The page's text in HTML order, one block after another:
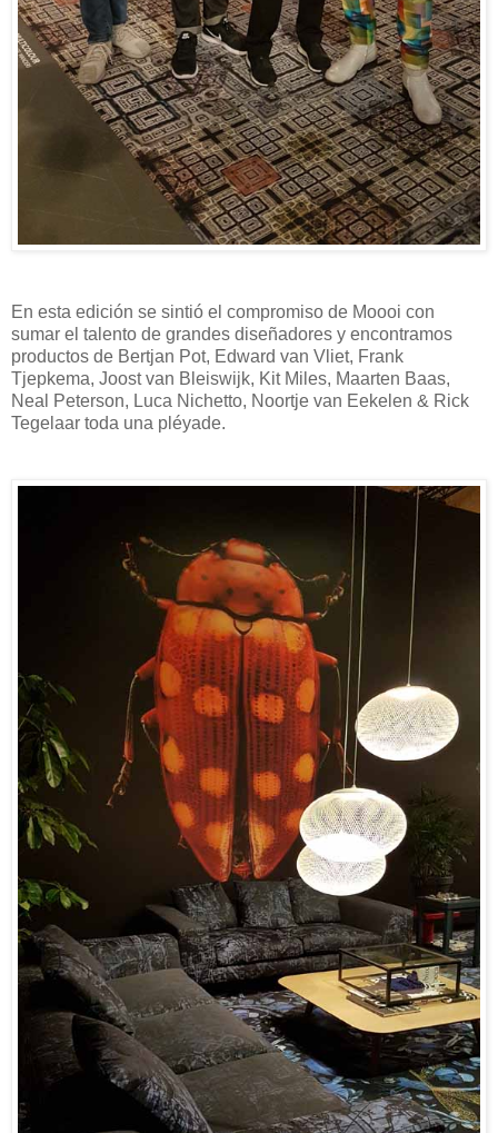
En esta edición se sintió el compromiso de Moooi con
sumar el talento de grandes diseñadores y encontramos
productos de Bertjan Pot, Edward van Vliet, Frank
Tjepkema, Joost van Bleiswijk, Kit Miles, Maarten Baas,
Neal Peterson, Luca Nichetto, Noortje van Eekelen & Rick
Tegelaar toda una pléyade.